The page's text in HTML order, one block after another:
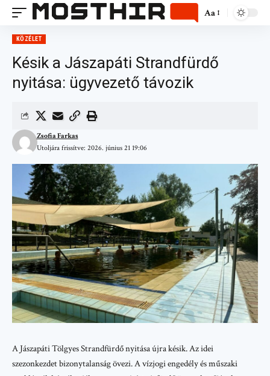
Aa
KÖZÉLET
Késik a Jászapáti Strandfürdő
nyitása: ügyvezető távozik
Utoljára frissítve: 2026. június 21 19:06
Zsofia Farkas
A Jászapáti Tölgyes Strandfürdő nyitása újra késik. Az idei
szezonkezdet bizonytalanság övezi. A vízjogi engedély és műszaki